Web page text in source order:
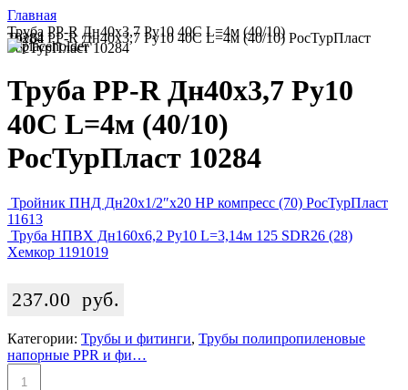
Главная
Труба PP-R Дн40х3,7 Ру10 40C L=4м (40/10)
РосТурПласт 10284
Труба PP-R Дн40х3,7 Ру10 40C L=4м (40/10) РосТурПласт 10284
Труба PP-R Дн40х3,7 Ру10
40C L=4м (40/10)
РосТурПласт 10284
Тройник ПНД Дн20х1/2″х20 НР компресс (70) РосТурПласт
11613
Труба НПВХ Дн160х6,2 Ру10 L=3,14м 125 SDR26 (28)
Хемкор 1191019
237.00 руб.
Категории: Трубы и фитинги, Трубы полипропиленовые
напорные PPR и фи…